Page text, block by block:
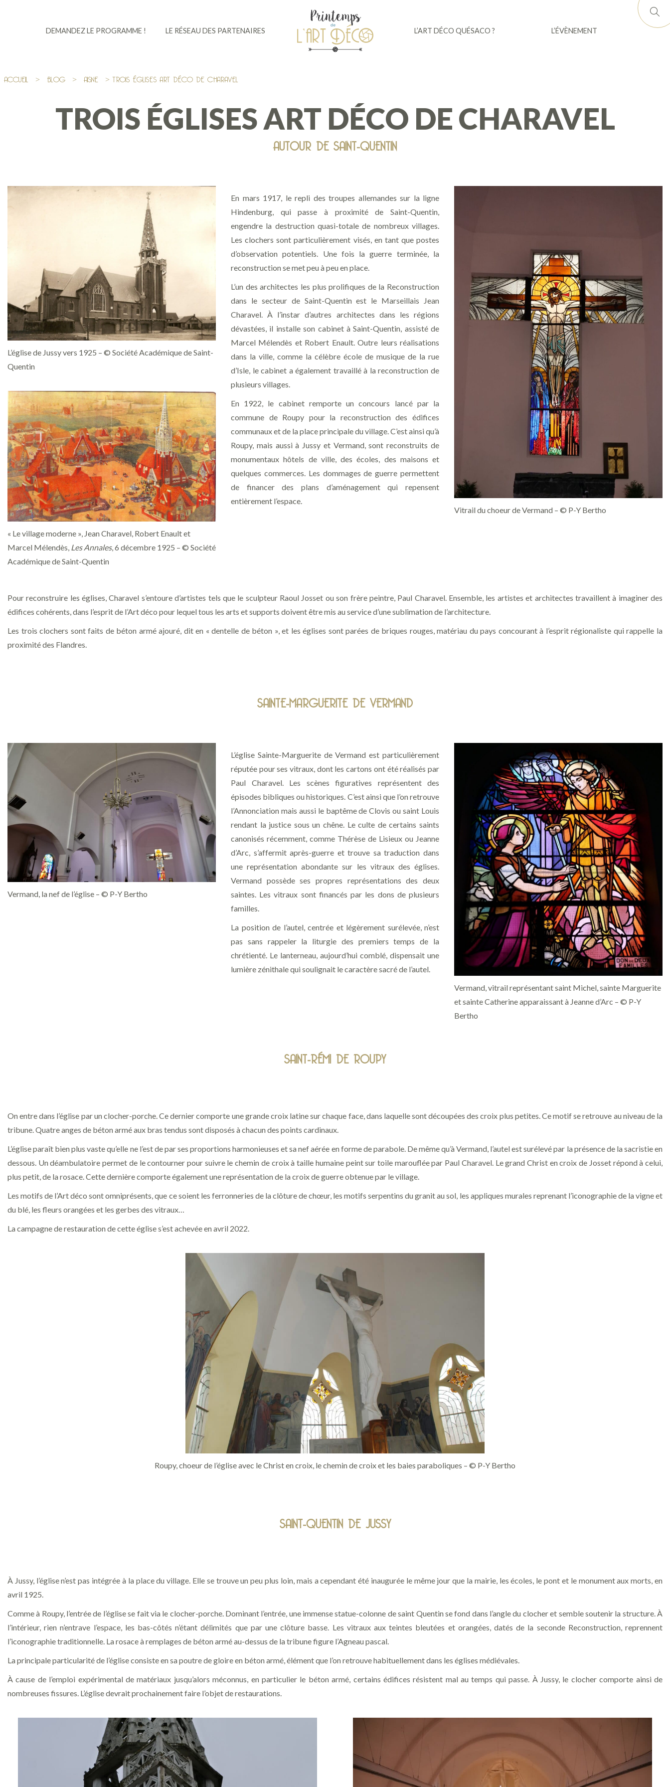
# #
DEMANDEZ LE PROGRAMME ! LE RÉSEAU DES PARTENAIRES L’ART DÉCO QUÉSACO ? L’ÉVÈNEMENT
ACCUEIL > BLOG > AISNE > TROIS ÉGLISES ART DÉCO DE CHARAVEL
TROIS ÉGLISES ART DÉCO DE CHARAVEL
AUTOUR DE SAINT-QUENTIN
L’église de Jussy vers 1925 – © Société Académique de Saint-
Quentin
« Le village moderne », Jean Charavel, Robert Enault et
Marcel Mélendès, LesAnnales, 6 décembre 1925 – © Société
Académique de Saint-Quentin
En mars 1917, le repli des troupes allemandes sur la ligne
Hindenburg, qui passe à proximité de Saint-Quentin,
engendre la destruction quasi-totale de nombreux villages.
Les clochers sont particulièrement visés, en tant que postes
d’observation potentiels. Une fois la guerre terminée, la
reconstruction se met peu à peu en place.
L’un des architectes les plus prolifiques de la Reconstruction
dans le secteur de Saint-Quentin est le Marseillais Jean
Charavel. À l’instar d’autres architectes dans les régions
dévastées, il installe son cabinet à Saint-Quentin, assisté de
Marcel Mélendès et Robert Enault. Outre leurs réalisations
dans la ville, comme la célèbre école de musique de la rue
d’Isle, le cabinet a également travaillé à la reconstruction de
plusieurs villages.
En 1922, le cabinet remporte un concours lancé par la
commune de Roupy pour la reconstruction des édifices
communaux et de la place principale du village. C’est ainsi qu’à
Roupy, mais aussi à Jussy et Vermand, sont reconstruits de
monumentaux hôtels de ville, des écoles, des maisons et
quelques commerces. Les dommages de guerre permettent
de financer des plans d’aménagement qui repensent
entièrement l’espace.
Vitrail du choeur de Vermand – © P-Y Bertho
Pour reconstruire les églises, Charavel s’entoure d’artistes tels que le sculpteur Raoul Josset ou son frère peintre, Paul Charavel. Ensemble, les artistes et architectes travaillent à imaginer des
édifices cohérents, dans l’esprit de l’Art déco pour lequel tous les arts et supports doivent être mis au service d’une sublimation de l’architecture.
Les trois clochers sont faits de béton armé ajouré, dit en « dentelle de béton », et les églises sont parées de briques rouges, matériau du pays concourant à l’esprit régionaliste qui rappelle la
proximité des Flandres.
SAINTE-MARGUERITE DE VERMAND
Vermand, la nef de l’église – © P-Y Bertho
L’église Sainte-Marguerite de Vermand est particulièrement
réputée pour ses vitraux, dont les cartons ont été réalisés par
Paul Charavel. Les scènes figuratives représentent des
épisodes bibliques ou historiques. C’est ainsi que l’on retrouve
l’Annonciation mais aussi le baptême de Clovis ou saint Louis
rendant la justice sous un chêne. Le culte de certains saints
canonisés récemment, comme Thérèse de Lisieux ou Jeanne
d’Arc, s’affermit après-guerre et trouve sa traduction dans
une représentation abondante sur les vitraux des églises.
Vermand possède ses propres représentations des deux
saintes. Les vitraux sont financés par les dons de plusieurs
familles.
La position de l’autel, centrée et légèrement surélevée, n’est
pas sans rappeler la liturgie des premiers temps de la
chrétienté. Le lanterneau, aujourd’hui comblé, dispensait une
lumière zénithale qui soulignait le caractère sacré de l’autel.
Vermand, vitrail représentant saint Michel, sainte Marguerite
et sainte Catherine apparaissant à Jeanne d’Arc – © P-Y
Bertho
SAINT-RÉMI DE ROUPY
On entre dans l’église par un clocher-porche. Ce dernier comporte une grande croix latine sur chaque face, dans laquelle sont découpées des croix plus petites. Ce motif se retrouve au niveau de la
tribune. Quatre anges de béton armé aux bras tendus sont disposés à chacun des points cardinaux.
L’église paraît bien plus vaste qu’elle ne l’est de par ses proportions harmonieuses et sa nef aérée en forme de parabole. De même qu’à Vermand, l’autel est surélevé par la présence de la sacristie en
dessous. Un déambulatoire permet de le contourner pour suivre le chemin de croix à taille humaine peint sur toile marouflée par Paul Charavel. Le grand Christ en croix de Josset répond à celui,
plus petit, de la rosace. Cette dernière comporte également une représentation de la croix de guerre obtenue par le village.
Les motifs de l’Art déco sont omniprésents, que ce soient les ferronneries de la clôture de chœur, les motifs serpentins du granit au sol, les appliques murales reprenant l’iconographie de la vigne et
du blé, les fleurs orangées et les gerbes des vitraux…
La campagne de restauration de cette église s’est achevée en avril 2022.
Roupy, choeur de l’église avec le Christ en croix, le chemin de croix et les baies paraboliques – © P-Y Bertho
SAINT-QUENTIN DE JUSSY
À Jussy, l’église n’est pas intégrée à la place du village. Elle se trouve un peu plus loin, mais a cependant été inaugurée le même jour que la mairie, les écoles, le pont et le monument aux morts, en
avril 1925.
Comme à Roupy, l’entrée de l’église se fait via le clocher-porche. Dominant l’entrée, une immense statue-colonne de saint Quentin se fond dans l’angle du clocher et semble soutenir la structure. À
l’intérieur, rien n’entrave l’espace, les bas-côtés n’étant délimités que par une clôture basse. Les vitraux aux teintes bleutées et orangées, datés de la seconde Reconstruction, reprennent
l’iconographie traditionnelle. La rosace à remplages de béton armé au-dessus de la tribune figure l’Agneau pascal.
La principale particularité de l’église consiste en sa poutre de gloire en béton armé, élément que l’on retrouve habituellement dans les églises médiévales.
À cause de l’emploi expérimental de matériaux jusqu’alors méconnus, en particulier le béton armé, certains édifices résistent mal au temps qui passe. À Jussy, le clocher comporte ainsi de
nombreuses fissures. L’église devrait prochainement faire l’objet de restaurations.